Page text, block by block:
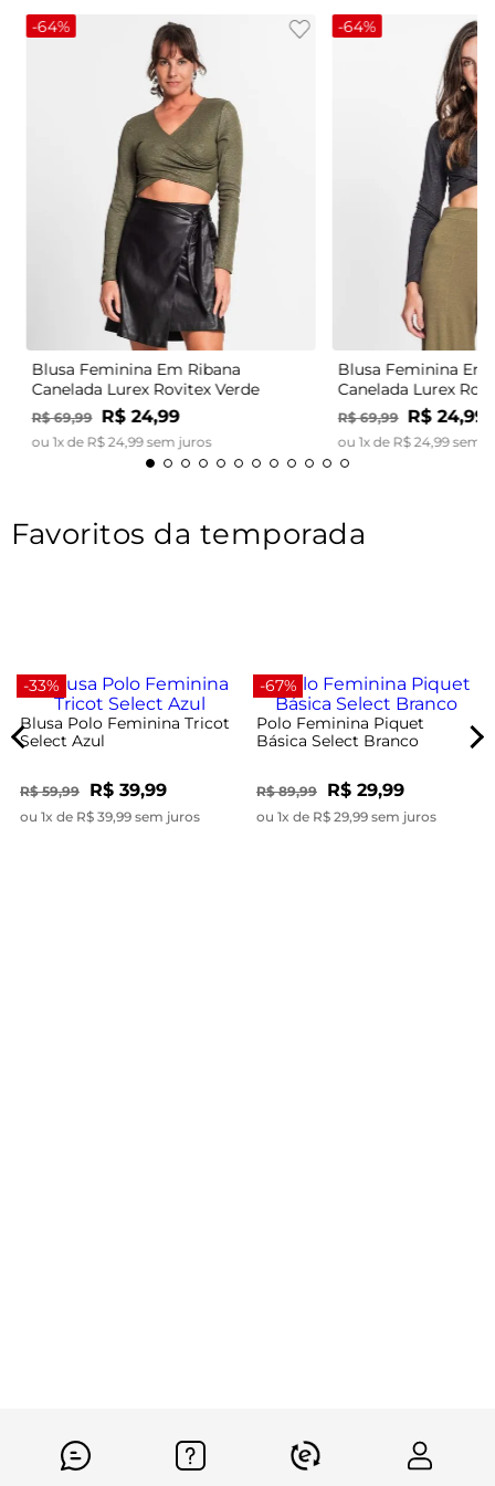
-64%
Blusa Feminina Em Ribana
Canelada Lurex Rovitex Verde
R$ 69,99 R$ 24,99
ou 1x de R$ 24,99sem juros
-64%
Blusa Feminina Em
Canelada Lurex
R$ 69,99 R$ 24,99
ou 1x de R$ 24,99sem
Favoritos da temporada
-33%
Blusa Polo Feminina Tricot
Select Azul
R$ 59,99 R$ 39,99
ou 1x de R$ 39,99 sem juros
-67%
Polo Feminina Piquet
Básica Select Branco
R$ 89,99 R$ 29,99
ou 1x de R$ 29,99 sem juros